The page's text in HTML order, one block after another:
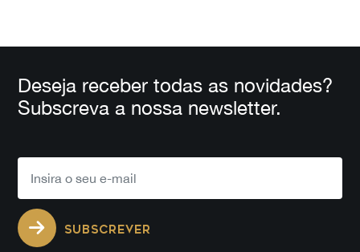
Deseja receber todas as novidades?
Subscreva a nossa newsletter.
SUBSCREVER